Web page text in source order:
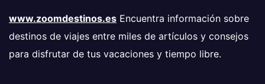
www.zoomdestinos.es Encuentra información sobre
destinos de viajes entre miles de artículos y consejos
para disfrutar de tus vacaciones y tiempo libre.